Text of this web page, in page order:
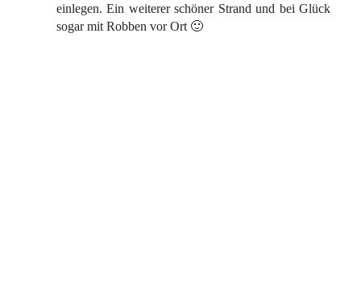
einlegen. Ein weiterer schöner Strand und bei Glück
sogar mit Robben vor Ort 🙂